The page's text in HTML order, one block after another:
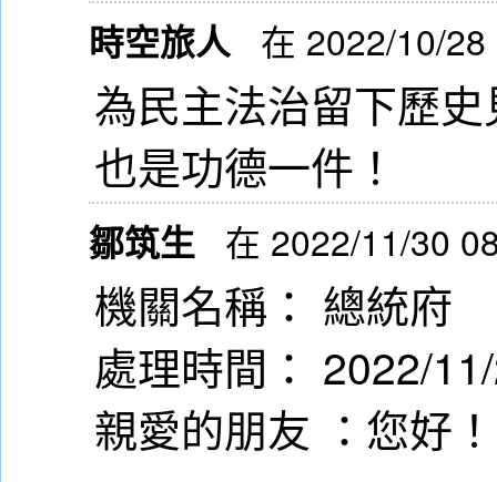
時空旅人 在 2022/10/
為民主法治留下歷
也是功德一件！
鄒筑生 在 2022/11/30
機關名稱： 總統府
處理時間： 2022/
親愛的朋友 ：您好！